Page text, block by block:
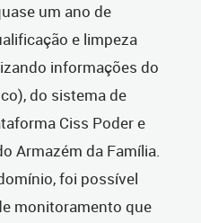
um ano de
e limpeza
informações do
do sistema de
Ciss Poder e
Armazém da Família.
foi possível
monitoramento que